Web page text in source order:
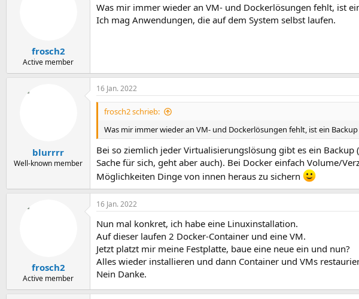
i
o
frosch2
Active member
Was mir immer wieder an VM- und Dockerlösungen fehlt, ist
Ich mag Anwendungen, die auf dem System selbst laufen.
blurrrr
Well-known member
16 Jan. 2022
frosch2 schrieb:
Was mir immer wieder an VM- und Dockerlösungen fehlt, ist ein Backup
Bei so ziemlich jeder Virtualisierungslösung gibt es ein
Sache für sich, geht aber auch). Bei Docker einfach Volume/
Möglichkeiten Dinge von innen heraus zu sichern
frosch2
Active member
16 Jan. 2022
Nun mal konkret, ich habe eine Linuxinstallation.
Auf dieser laufen 2 Docker-Container und eine VM.
Jetzt platzt mir meine Festplatte, baue eine neue ein und nun?
Alles wieder installieren und dann Container und VMs
Nein Danke.